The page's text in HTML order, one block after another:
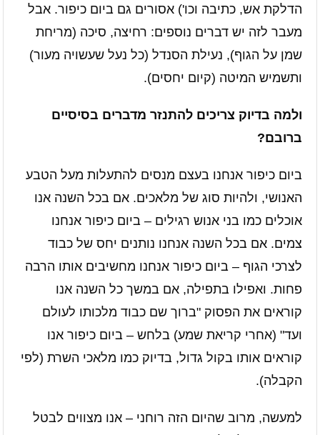
הדלקת אש, כתיבה וכו') אסורים גם ביום כיפור. אבל
מעבר לזה יש דברים נוספים: רחיצה, סיכה (מריחת
שמן על הגוף), נעילת הסנדל (כל נעל שעשויה מעור)
ותשמיש המיטה (קיום יחסים).
ולמה בדיוק צריכים להתנזר מדברים בסיסיים
ברובם?
ביום כיפור אנחנו בעצם מנסים להתעלות מעל הטבע
האנושי, ולהיות סוג של מלאכים. אם בכל השנה אנו
אוכלים כמו בני אנוש רגילים – ביום כיפור אנחנו
צמים. אם בכל השנה אנחנו נותנים יחס של כבוד
לצרכי הגוף – ביום כיפור אנחנו מחשיבים אותו הרבה
פחות. ואפילו בתפילה, אם במשך כל השנה אנו
קוראים את הפסוק "ברוך שם כבוד מלכותו לעולם
ועד" (אחרי קריאת שמע) בלחש – ביום כיפור אנו
קוראים אותו בקול גדול, בדיוק כמו מלאכי השרת (לפי
הקבלה).
למעשה, מרוב שהיום הזה רוחני – אנו מצווים לבטל